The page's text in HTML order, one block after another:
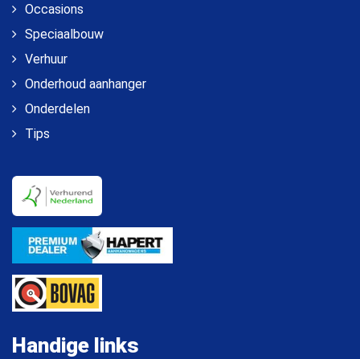
Occasions
Speciaalbouw
Verhuur
Onderhoud aanhanger
Onderdelen
Tips
Handige links